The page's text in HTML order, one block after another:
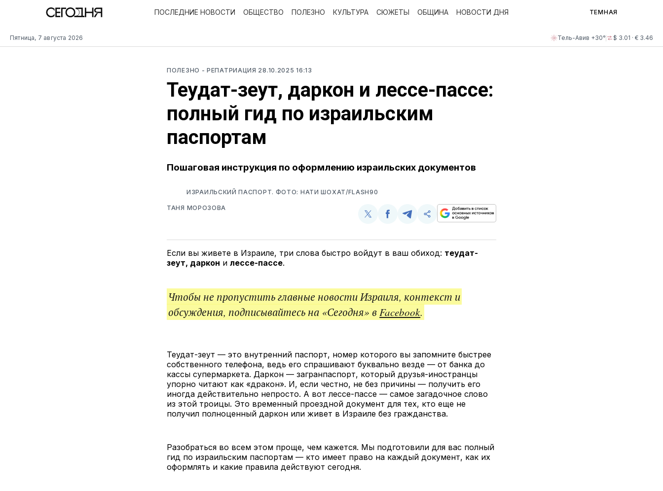
Пятница, 7 августа 2026 Тель-Авив +30° $ 3.01 · € 3.46
ПОСЛЕДНИЕ НОВОСТИ ОБЩЕСТВО ПОЛЕЗНО КУЛЬТУРА СЮЖЕТЫ ОБЩИНА НОВОСТИ ДНЯ ТЕМНАЯ
ПОЛЕЗНО - РЕПАТРИАЦИЯ 28.10.2025 16:13
Теудат-зеут, даркон и лессе-пассе:
полный гид по израильским
паспортам
Пошаговая инструкция по оформлению израильских документов
ИЗРАИЛЬСКИЙ ПАСПОРТ. ФОТО: НАТИ ШОХАТ/FLASH90
ТАНЯ МОРОЗОВА
Поделиться
Twitter
Поделиться
Facebook
Поделиться
Telegram
Скопируйте
поделитесь
Если вы живете в Израиле, три слова быстро войдут в ваш обиход: теудат-
зеут, даркон и лессе-пассе.
Чтобы не пропустить главные новости Израиля, контекст и
обсуждения, подписывайтесь на «Сегодня» вFacebook.
Теудат-зеут — это внутренний паспорт, номер которого вы запомните быстрее
собственного телефона, ведь его спрашивают буквально везде — от банка до
кассы супермаркета. Даркон — загранпаспорт, который друзья-иностранцы
упорно читают как «дракон». И, если честно, не без причины — получить его
иногда действительно непросто. А вот лессе-пассе — самое загадочное слово
из этой троицы. Это временный проездной документ для тех, кто еще не
получил полноценный даркон или живет в Израиле без гражданства.
Разобраться во всем этом проще, чем кажется. Мы подготовили для вас полный
гид по израильским паспортам — кто имеет право на каждый документ, как их
оформлять и какие правила действуют сегодня.